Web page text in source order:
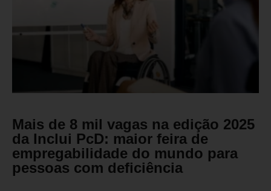
Mais de 8 mil vagas na edição 2025
da Inclui PcD: maior feira de
empregabilidade do mundo para
pessoas com deficiência